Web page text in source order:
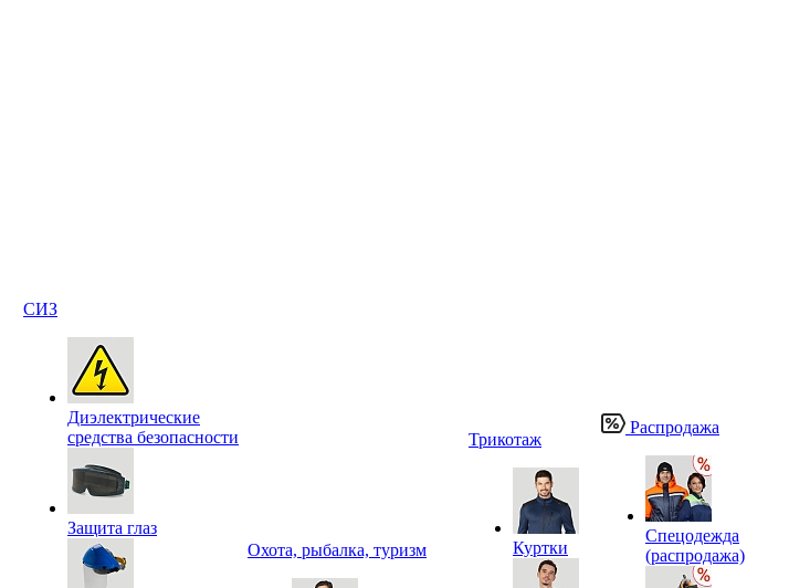
СИЗ
Диэлектрические
средства безопасности
Защита глаз
Охота, рыбалка, туризм
Трикотаж
Куртки
Распродажа
Спецодежда
(распродажа)